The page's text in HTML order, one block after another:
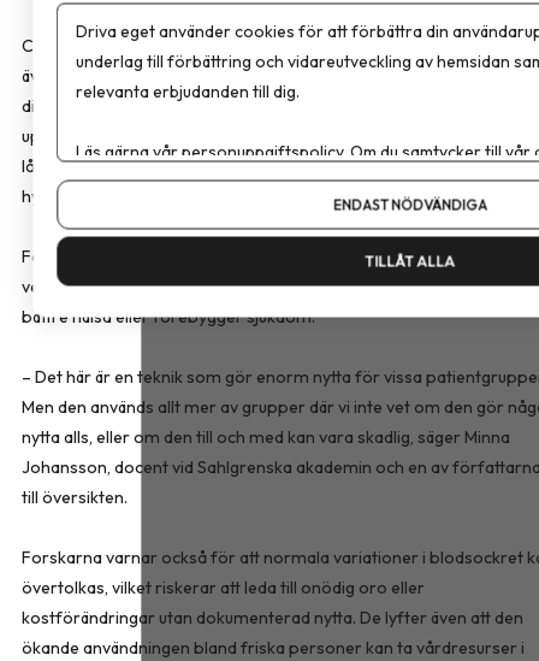
CGM utvecklades för personer med typ 1-diabetes och används i
även av många med typ 2-diabetes. För personer med typ 2-
diabetes kan tekniken underlätta behandlingen, minska behovet av
upprepade fingerstick och ge en mindre förbättring av
långtidsblodsockret, särskilt hos personer med ökad risk för
hypoglykemi.
För personer utan diabetes fann forskarna däremot inget
vetenskapligt stöd för att kontinuerlig blodsockermätning leder till
bättre hälsa eller förebygger sjukdom.
– Det här är en teknik som gör enorm nytta för vissa
Men den används allt mer av grupper där vi inte vet om den gör
nytta alls, eller om den till och med kan vara skadlig, säger Minna
Johansson, docent vid Sahlgrenska akademin och en av
till översikten.
Forskarna varnar också för att normala variationer i blodsockret
övertolkas, vilket riskerar att leda till onödig oro eller
kostförändringar utan dokumenterad nytta. De lyfter även att den
ökande användningen bland friska personer kan ta vårdresurser i
Driva eget använder cookies för att förbättra din
underlag till förbättring och vidareutveckling av hemsidan
relevanta erbjudanden till dig.
Läs gärna vårpersonuppgiftspolicy. Om du samtycker till vår
Om du vill ändra ditt val i efterhand hittar du den möjligheten
ENDAST NÖDVÄNDIGA
TILLÅT ALLA